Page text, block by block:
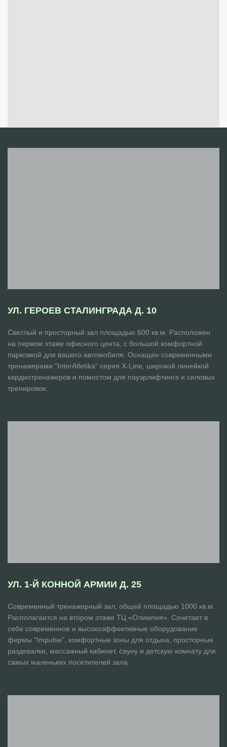
УЛ. ГЕРОЕВ СТАЛИНГРАДА Д. 10
Светлый и просторный зал площадью 600 кв.м. Расположен
на первом этаже офисного цента, с большой комфортной
парковкой для вашего автомобиля. Оснащен современными
тренажерами "InterAtletika" серия Х-Line, широкой линейкой
кардиотренажеров и помостом для пауэрлифтинга и силовых
тренировок.
УЛ. 1-Й КОННОЙ АРМИИ Д. 25
Современный тренажерный зал, общей площадью 1000 кв.м.
Располагается на втором этаже ТЦ «Олимпия». Сочетает в
себе современное и высокоэффективные оборудование
фирмы "Impulse", комфортные зоны для отдыха, просторные
раздевалки, массажный кабинет, сауну и детскую комнату для
самых маленьких посетителей зала.